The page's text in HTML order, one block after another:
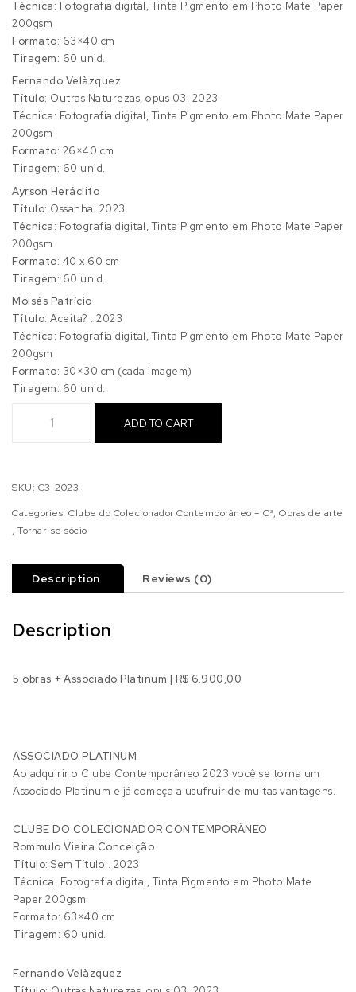
Técnica: Fotografia digital, Tinta Pigmento em Photo Mate Paper
200gsm
Formato: 63×40 cm
Tiragem: 60 unid.
Fernando Velàzquez
Título: Outras Naturezas, opus 03. 2023
Técnica: Fotografia digital, Tinta Pigmento em Photo Mate Paper
200gsm
Formato: 26×40 cm
Tiragem: 60 unid.
Ayrson Heráclito
Título: Ossanha. 2023
Técnica: Fotografia digital, Tinta Pigmento em Photo Mate Paper
200gsm
Formato: 40 x 60 cm
Tiragem: 60 unid.
Moisés Patrício
Título: Aceita? . 2023
Técnica: Fotografia digital, Tinta Pigmento em Photo Mate Paper
200gsm
Formato: 30×30 cm (cada imagem)
Tiragem: 60 unid.
ADD TO CART
SKU: C3-2023
Categories: Clube do Colecionador Contemporâneo – C³, Obras de arte
, Tornar-se sócio
Description Reviews (0)
Description
5 obras + Associado Platinum | R$ 6.900,00
ASSOCIADO PLATINUM
Ao adquirir o Clube Contemporâneo 2023 você se torna um
Associado Platinum e já começa a usufruir de muitas vantagens.
CLUBE DO COLECIONADOR CONTEMPORÂNEO
Rommulo Vieira Conceição
Título: Sem Título . 2023
Técnica: Fotografia digital, Tinta Pigmento em Photo Mate
Paper 200gsm
Formato: 63×40 cm
Tiragem: 60 unid.
Fernando Velàzquez